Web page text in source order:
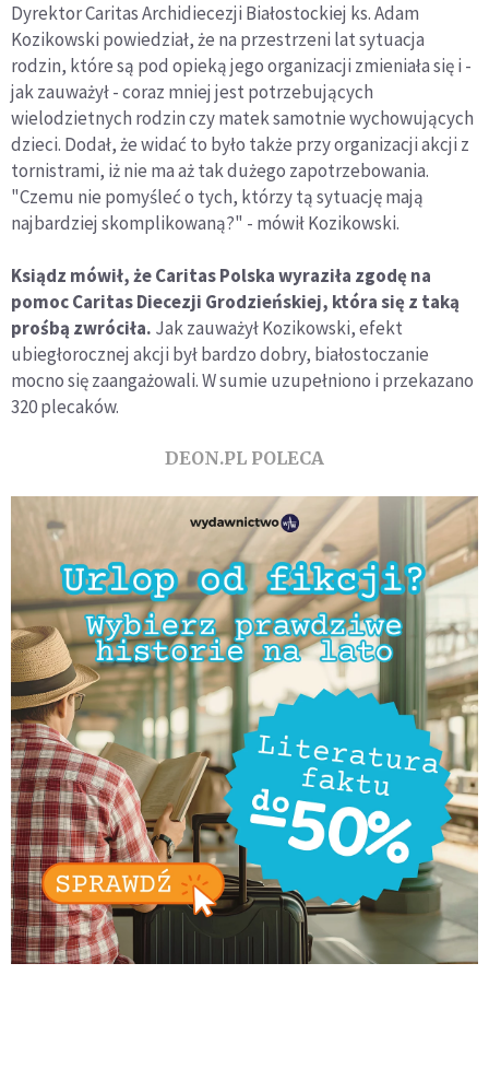
Dyrektor Caritas Archidiecezji Białostockiej ks. Adam
Kozikowski powiedział, że na przestrzeni lat sytuacja
rodzin, które są pod opieką jego organizacji zmieniała się i -
jak zauważył - coraz mniej jest potrzebujących
wielodzietnych rodzin czy matek samotnie wychowujących
dzieci. Dodał, że widać to było także przy organizacji akcji z
tornistrami, iż nie ma aż tak dużego zapotrzebowania.
"Czemu nie pomyśleć o tych, którzy tą sytuację mają
najbardziej skomplikowaną?" - mówił Kozikowski.
Ksiądz mówił, że Caritas Polska wyraziła zgodę na
pomoc Caritas Diecezji Grodzieńskiej, która się z taką
prośbą zwróciła. Jak zauważył Kozikowski, efekt
ubiegłorocznej akcji był bardzo dobry, białostoczanie
mocno się zaangażowali. W sumie uzupełniono i przekazano
320 plecaków.
DEON.PL POLECA